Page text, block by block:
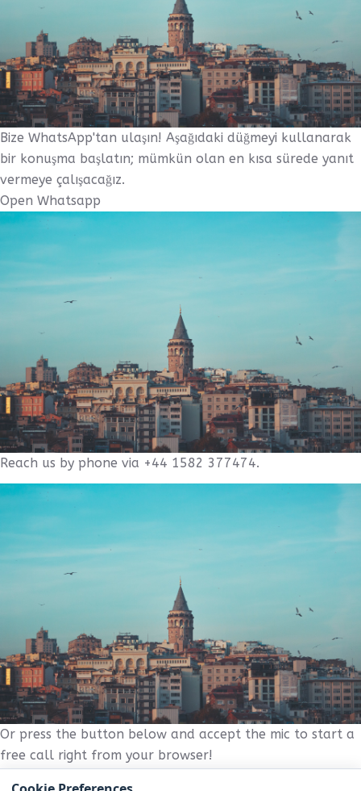
Bize WhatsApp'tan ulaşın! Aşağıdaki düğmeyi kullanarak
bir konuşma başlatın; mümkün olan en kısa sürede yanıt
vermeye çalışacağız.
Open Whatsapp
Reach us by phone via +44 1582 377474.
Or press the button below and accept the mic to start a
free call right from your browser!